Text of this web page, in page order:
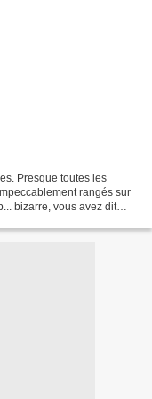
Presque toutes les
rangés sur
bizarre, vous avez dit